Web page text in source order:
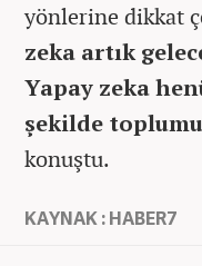
yönlerine dikkat
zeka artık
Yapay zeka
şekilde
konuştu.
KAYNAK : HABER7